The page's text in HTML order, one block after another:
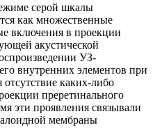
серой шкалы
как множественные
включения в проекции
акустической
УЗ-
внутренних элементов при
отсутствие каких-либо
преретинального
эти проявления связывали
мембраны